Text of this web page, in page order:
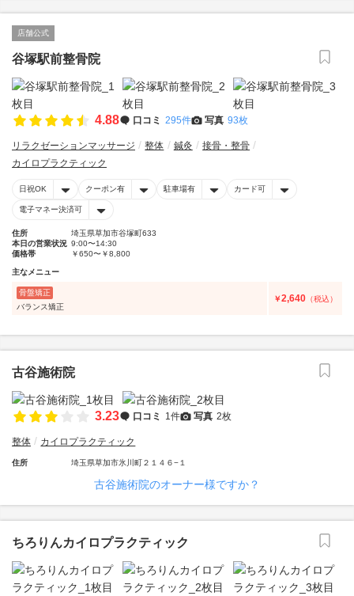
店舗公式
谷塚駅前整骨院
4.88 口コミ 295件 写真 93枚
リラクゼーションマッサージ 整体 鍼灸
接骨・整骨
カイロプラクティック
日祝OK クーポン有 駐車場有 カード可
電子マネー決済可
住所
埼玉県草加市谷塚町633
本日の営業状況 9:00〜14:30
価格帯
￥650〜￥8,800
主なメニュー
骨盤矯正
バランス矯正
￥2,640 （税込）
古谷施術院
3.23 口コミ 1件 写真 2枚
整体 カイロプラクティック
住所 埼玉県草加市氷川町２１４６−１
古谷施術院のオーナー様ですか？
ちろりんカイロプラクティック